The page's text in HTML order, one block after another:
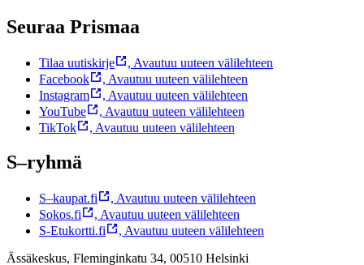
Seuraa Prismaa
Tilaa uutiskirje , Avautuu uuteen välilehteen
Facebook
, Avautuu uuteen välilehteen
Instagram
, Avautuu uuteen välilehteen
YouTube
, Avautuu uuteen välilehteen
TikTok
, Avautuu uuteen välilehteen
S–ryhmä
S–kaupat.fi , Avautuu uuteen välilehteen
Sokos.fi
, Avautuu uuteen välilehteen
S-Etukortti.fi
, Avautuu uuteen välilehteen
Ässäkeskus, Fleminginkatu 34, 00510 Helsinki